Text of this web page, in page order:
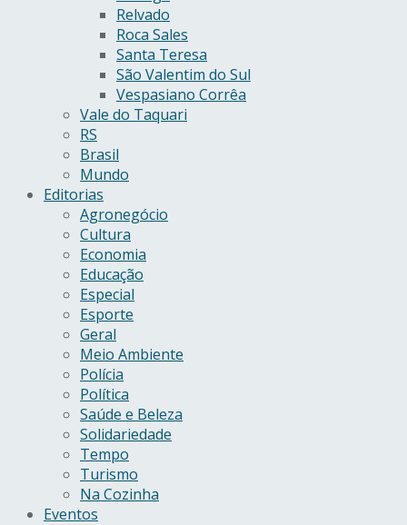
Relvado
Roca Sales
Santa Teresa
São Valentim do Sul
Vespasiano Corrêa
Vale do Taquari
RS
Brasil
Mundo
Editorias
Agronegócio
Cultura
Economia
Educação
Especial
Esporte
Geral
Meio Ambiente
Polícia
Política
Saúde e Beleza
Solidariedade
Tempo
Turismo
Na Cozinha
Eventos